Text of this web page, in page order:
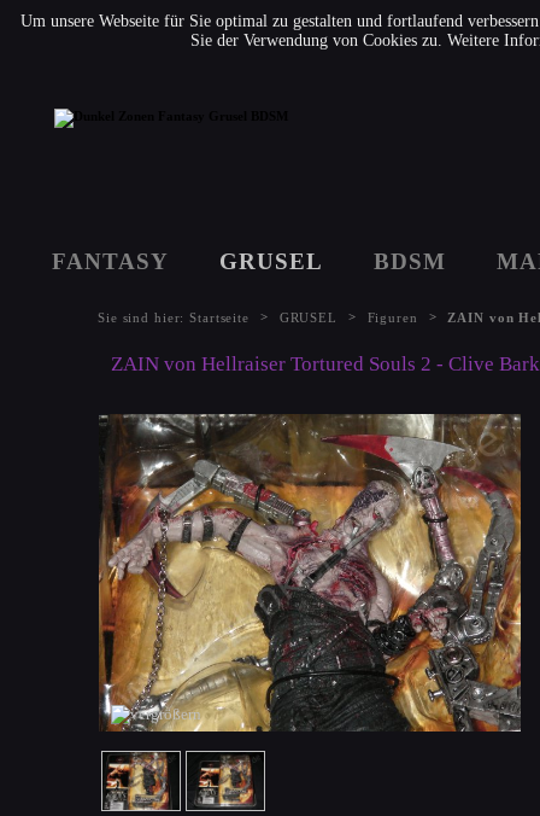
Um unsere Webseite für Sie optimal zu gestalten und fortlaufend
Sie der Verwendung von Cookies zu. Weitere
FANTASY GRUSEL BDSM
Sie sind hier:Startseite > GRUSEL > Figuren > ZAIN von
ZAIN von Hellraiser Tortured Souls 2 - Clive